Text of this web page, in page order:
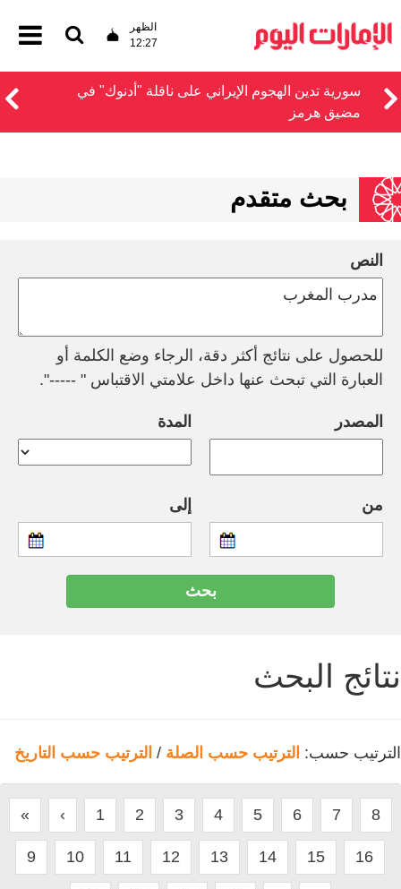
الظهر
12:27
سورية تدين الهجوم الإيراني على ناقلة "أدنوك" في
مضيق هرمز‏
بحث متقدم
النص
للحصول على نتائج أكثر دقة، الرجاء وضع الكلمة أو
العبارة التي تبحث عنها داخل علامتي الاقتباس " -----".
المصدر المدة
من إلى
نتائج البحث
الترتيب حسب: الترتيب حسب الصلة / الترتيب حسب التاريخ
« ‹ 1 2 3 4 5 6 7 8
9 10 11 12 13 14 15 16